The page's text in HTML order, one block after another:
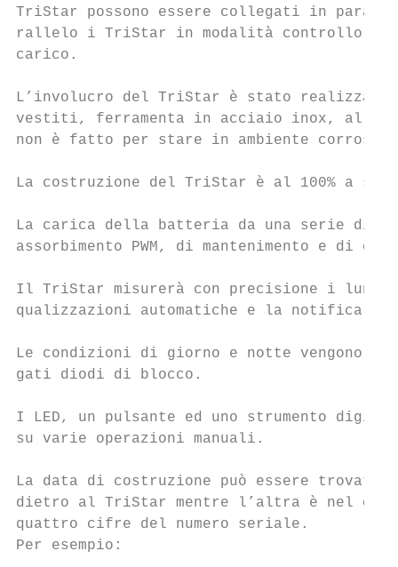
TriStar possono essere collegati in
rallelo i TriStar in modalità controllo del
carico.
L’involucro del TriStar è stato
vestiti, ferramenta in acciaio inox,
non è fatto per stare in ambiente
La costruzione del TriStar è al 100% a
La carica della batteria da una serie di
assorbimento PWM, di mantenimento e di
Il TriStar misurerà con precisione i
qualizzazioni automatiche e la notifica
Le condizioni di giorno e notte vengono
gati diodi di blocco.
I LED, un pulsante ed uno strumento
su varie operazioni manuali.
La data di costruzione può essere
dietro al TriStar mentre l’altra è nel
quattro cifre del numero seriale.
Per esempio: